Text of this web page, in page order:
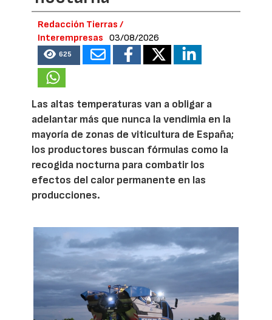
Redacción Tierras /
Interempresas
03/08/2026
625
Las altas temperaturas van a obligar a
adelantar más que nunca la vendimia en la
mayoría de zonas de viticultura de España;
los productores buscan fórmulas como la
recogida nocturna para combatir los
efectos del calor permanente en las
producciones.